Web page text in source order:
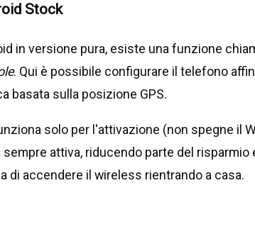
Stock
in versione pura, esiste una funzione
. Qui è possibile configurare il telefono
basata sulla posizione GPS.
solo per l'attivazione (non spegne il
attiva, riducendo parte del risparmio
di accendere il wireless rientrando a casa.